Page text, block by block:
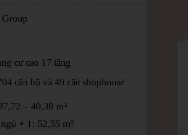
cư cao 17 tầng
căn hộ và 49 căn shophouse
– 40,38 m²
+ 1: 52,55 m²